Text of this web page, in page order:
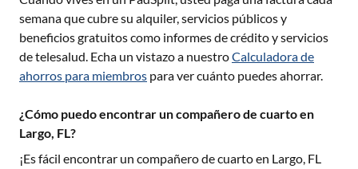
semana que cubre su alquiler, servicios públicos y
beneficios gratuitos como informes de crédito y servicios
de telesalud. Echa un vistazo a nuestroCalculadora de
ahorros para miembros para ver cuánto puedes ahorrar.
¿Cómo puedo encontrar un compañero de cuarto en
Largo, FL?
¡Es fácil encontrar un compañero de cuarto en Largo, FL